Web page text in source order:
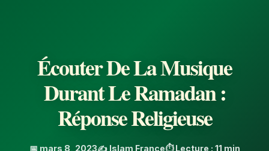
Écouter De La Musique
Durant Le Ramadan :
Réponse Religieuse
📅 mars 8, 2023✍️ Islam France⏱️ Lecture : 11 min